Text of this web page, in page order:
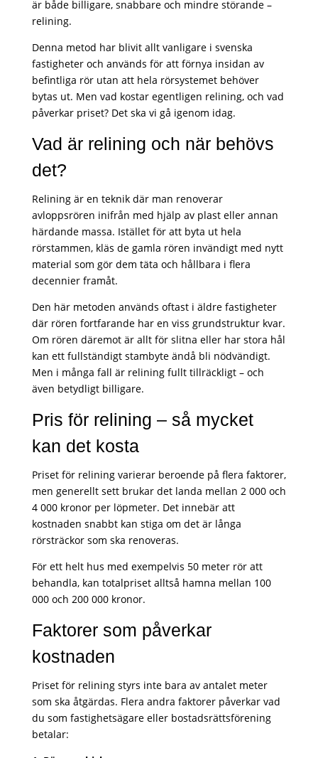
är både billigare, snabbare och mindre störande –
relining.
Denna metod har blivit allt vanligare i svenska
fastigheter och används för att förnya insidan av
befintliga rör utan att hela rörsystemet behöver
bytas ut. Men vad kostar egentligen relining, och vad
påverkar priset? Det ska vi gå igenom idag.
Vad är relining och när behövs
det?
Relining är en teknik där man renoverar
avloppsrören inifrån med hjälp av plast eller annan
härdande massa. Istället för att byta ut hela
rörstammen, kläs de gamla rören invändigt med nytt
material som gör dem täta och hållbara i flera
decennier framåt.
Den här metoden används oftast i äldre fastigheter
där rören fortfarande har en viss grundstruktur kvar.
Om rören däremot är allt för slitna eller har stora hål
kan ett fullständigt stambyte ändå bli nödvändigt.
Men i många fall är relining fullt tillräckligt – och
även betydligt billigare.
Pris för relining – så mycket
kan det kosta
Priset för relining varierar beroende på flera faktorer,
men generellt sett brukar det landa mellan 2 000 och
4 000 kronor per löpmeter. Det innebär att
kostnaden snabbt kan stiga om det är långa
rörsträckor som ska renoveras.
För ett helt hus med exempelvis 50 meter rör att
behandla, kan totalpriset alltså hamna mellan 100
000 och 200 000 kronor.
Faktorer som påverkar
kostnaden
Priset för relining styrs inte bara av antalet meter
som ska åtgärdas. Flera andra faktorer påverkar vad
du som fastighetsägare eller bostadsrättsförening
betalar: